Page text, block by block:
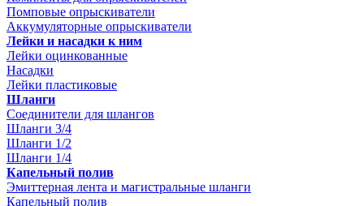
Помповые опрыскиватели
Аккумуляторные опрыскиватели
Лейки и насадки к ним
Лейки оцинкованные
Насадки
Лейки пластиковые
Шланги
Соединители для шлангов
Шланги 3/4
Шланги 1/2
Шланги 1/4
Капельный полив
Эмиттерная лента и магистральные шланги
Капельный полив